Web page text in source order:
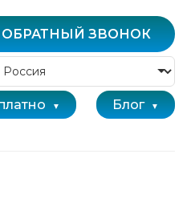
ОБРАТНЫЙ ЗВОНОК
Блог